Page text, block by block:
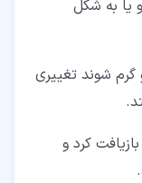
یا به شکل
گرم شوند تغییری
کرد و